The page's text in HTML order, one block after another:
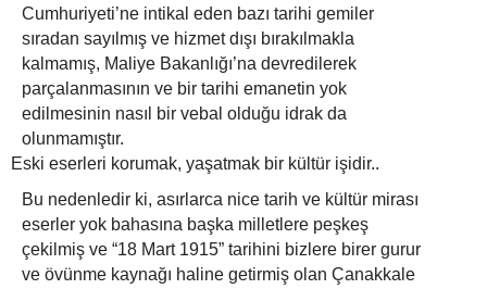
Cumhuriyeti’ne intikal eden bazı tarihi gemiler
sıradan sayılmış ve hizmet dışı bırakılmakla
kalmamış, Maliye Bakanlığı’na devredilerek
parçalanmasının ve bir tarihi emanetin yok
edilmesinin nasıl bir vebal olduğu idrak da
olunmamıştır.
Eski eserleri korumak, yaşatmak bir kültür işidir..
Bu nedenledir ki, asırlarca nice tarih ve kültür mirası
eserler yok bahasına başka milletlere peşkeş
çekilmiş ve “18 Mart 1915” tarihini bizlere birer gurur
ve övünme kaynağı haline getirmiş olan Çanakkale